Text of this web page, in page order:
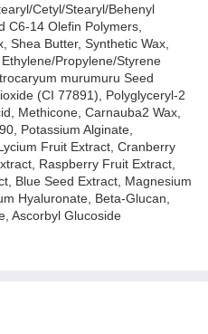
Cetyl/Stearyl/Behenyl
C6-14 Olefin Polymers,
Shea Butter, Synthetic Wax,
Propylene/Styrene
murumuru Seed
(CI 77891), Polyglyceryl-2
Methicone, Carnauba2 Wax,
Potassium Alginate,
Fruit Extract, Cranberry
Raspberry Fruit Extract,
Blue Seed Extract, Magnesium
Hyaluronate, Beta-Glucan,
Ascorbyl Glucoside